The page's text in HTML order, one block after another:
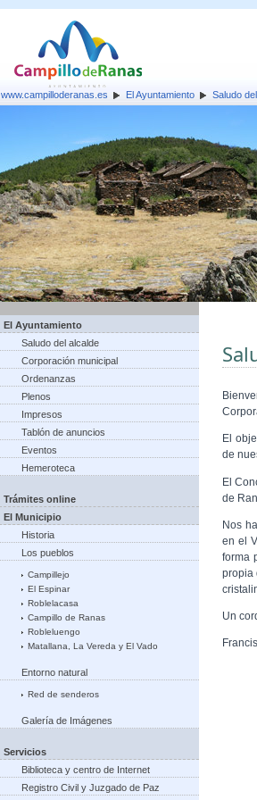
www.campilloderanas.es El Ayuntamiento Saludo
El Ayuntamiento
Saludo del alcalde
Corporación municipal
Ordenanzas
Plenos
Impresos
Tablón de anuncios
Eventos
Hemeroteca
Trámites online
El Municipio
Historia
Los pueblos
Campillejo
El Espinar
Roblelacasa
Campillo de Ranas
Robleluengo
Matallana, La Vereda y El Vado
Entorno natural
Red de senderos
Galería de Imágenes
Servicios
Biblioteca y centro de Internet
Registro Civil y Juzgado de Paz
El
de
El
de
Nos
en el
forma
propia
Un